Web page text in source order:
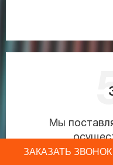
Мы
ЗАКАЗАТЬ ЗВОНОК